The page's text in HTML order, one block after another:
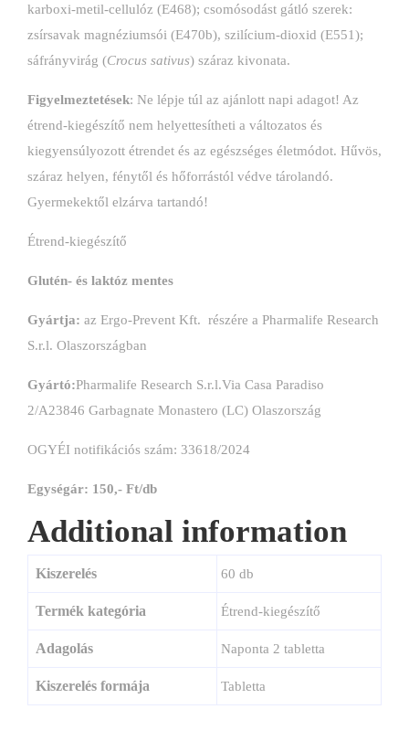
karboxi-metil-cellulóz (E468); csomósodást gátló szerek:
zsírsavak magnéziumsói (E470b), szilícium-dioxid (E551);
sáfrányvirág (Crocus sativus) száraz kivonata.
Figyelmeztetések: Ne lépje túl az ajánlott napi adagot! Az
étrend-kiegészítő nem helyettesítheti a változatos és
kiegyensúlyozott étrendet és az egészséges életmódot. Hűvös,
száraz helyen, fénytől és hőforrástól védve tárolandó.
Gyermekektől elzárva tartandó!
Étrend-kiegészítő
Glutén- és laktóz mentes
Gyártja: az Ergo-Prevent Kft. részére a Pharmalife Research
S.r.l. Olaszországban
Gyártó:Pharmalife Research S.r.l.Via Casa Paradiso
2/A23846 Garbagnate Monastero (LC) Olaszország
OGYÉI notifikációs szám: 33618/2024
Egységár: 150,- Ft/db
Additional information
Kiszerelés 60 db
Termék kategória Étrend-kiegészítő
Adagolás Naponta 2 tabletta
Kiszerelés formája Tabletta